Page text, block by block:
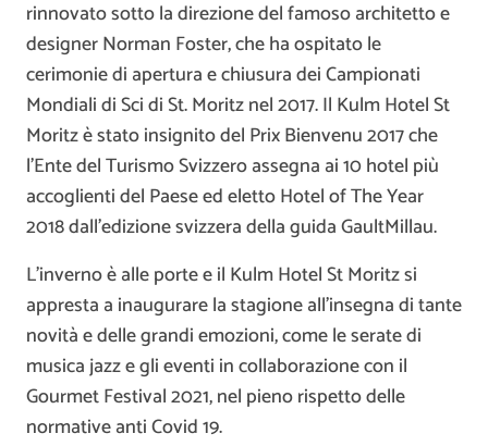
rinnovato sotto la direzione del famoso architetto e
designer Norman Foster, che ha ospitato le
cerimonie di apertura e chiusura dei Campionati
Mondiali di Sci di St. Moritz nel 2017. Il Kulm Hotel St
Moritz è stato insignito del Prix Bienvenu 2017 che
l’Ente del Turismo Svizzero assegna ai 10 hotel più
accoglienti del Paese ed eletto Hotel of The Year
2018 dall’edizione svizzera della guida GaultMillau.
L’inverno è alle porte e il Kulm Hotel St Moritz si
appresta a inaugurare la stagione all’insegna di tante
novità e delle grandi emozioni, come le serate di
musica jazz e gli eventi in collaborazione con il
Gourmet Festival 2021, nel pieno rispetto delle
normative anti Covid 19.